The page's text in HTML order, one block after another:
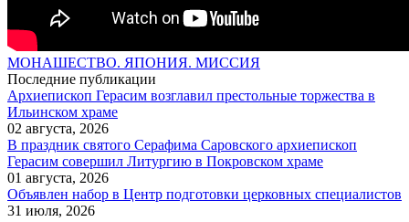
МОНАШЕСТВО. ЯПОНИЯ. МИССИЯ
Последние публикации
Архиепископ Герасим возглавил престольные торжества в
Ильинском храме
02 августа, 2026
В праздник святого Серафима Саровского архиепископ
Герасим совершил Литургию в Покровском храме
01 августа, 2026
Объявлен набор в Центр подготовки церковных специалистов
31 июля, 2026